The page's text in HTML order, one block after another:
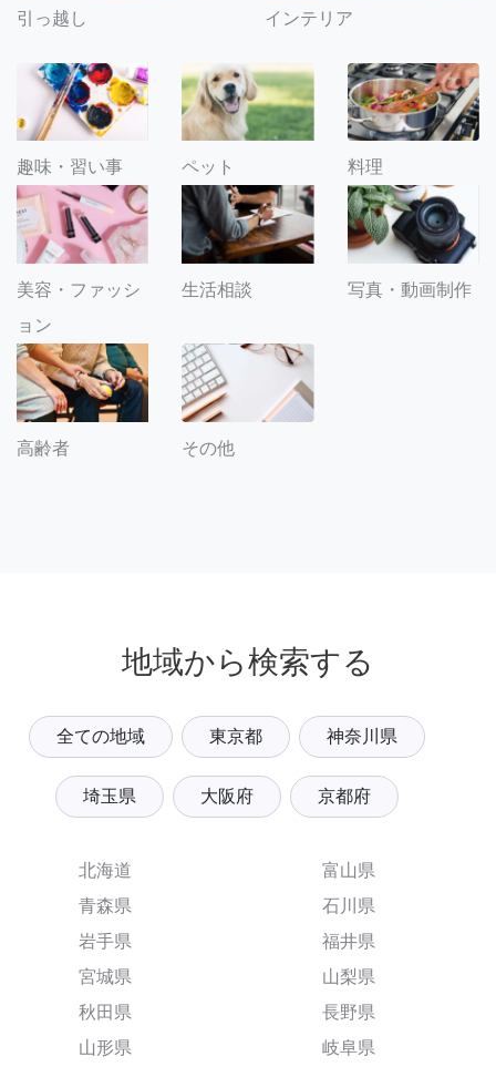
引っ越し インテリア
趣味・習い事 ペット 料理
美容・ファッシ
ョン
生活相談 写真・動画制作
高齢者 その他
地域から検索する
全ての地域 東京都 神奈川県
埼玉県 大阪府 京都府
北海道
青森県
岩手県
宮城県
秋田県
山形県
富山県
石川県
福井県
山梨県
長野県
岐阜県